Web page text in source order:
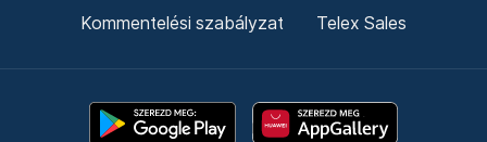
Kommentelési szabályzat Telex Sales